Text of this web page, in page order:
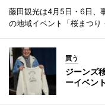
藤田観光は4月5日・6日、
の地域イベント「桜まつり
買う
ジーンズ
ーイベント